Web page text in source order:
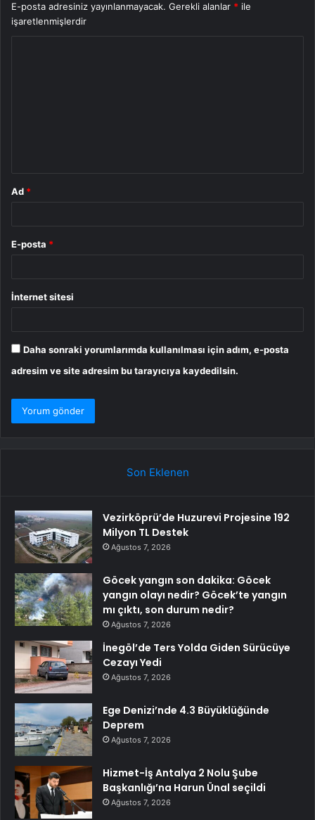
E-posta adresiniz yayınlanmayacak. Gerekli alanlar * ile
işaretlenmişlerdir
Ad *
E-posta *
İnternet sitesi
Daha sonraki yorumlarımda kullanılması için adım, e-posta
adresim ve site adresim bu tarayıcıya kaydedilsin.
Son Eklenen
Vezirköprü’de Huzurevi Projesine 192
Milyon TL Destek
Ağustos 7, 2026
Göcek yangın son dakika: Göcek
yangın olayı nedir? Göcek’te yangın
mı çıktı, son durum nedir?
Ağustos 7, 2026
İnegöl’de Ters Yolda Giden Sürücüye
Cezayı Yedi
Ağustos 7, 2026
Ege Denizi’nde 4.3 Büyüklüğünde
Deprem
Ağustos 7, 2026
Hizmet-İş Antalya 2 Nolu Şube
Başkanlığı’na Harun Ünal seçildi
Ağustos 7, 2026